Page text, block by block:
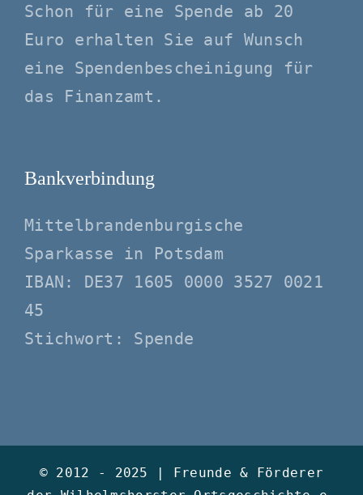
Schon für eine Spende ab 20
Euro erhalten Sie auf Wunsch
eine Spendenbescheinigung für
das Finanzamt.
Bankverbindung
Mittelbrandenburgische
Sparkasse in Potsdam
IBAN: DE37 1605 0000 3527 0021
45
Stichwort: Spende
© 2012 - 2025 | Freunde & Förderer